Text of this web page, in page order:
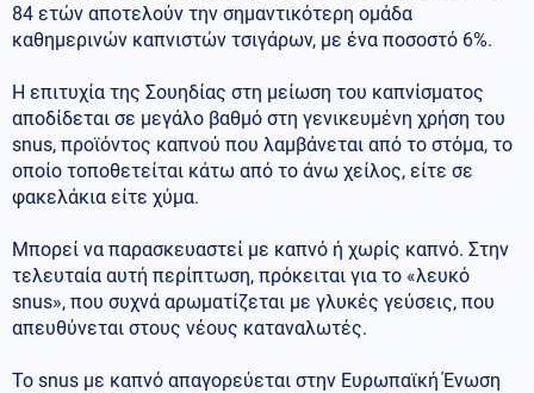
84 ετών αποτελούν την σημαντικότερη ομάδα
καθημερινών καπνιστών τσιγάρων, με ένα ποσοστό 6%.
Η επιτυχία της Σουηδίας στη μείωση του καπνίσματος
αποδίδεται σε μεγάλο βαθμό στη γενικευμένη χρήση του
snus, προϊόντος καπνού που λαμβάνεται από το στόμα, το
οποίο τοποθετείται κάτω από το άνω χείλος, είτε σε
φακελάκια είτε χύμα.
Μπορεί να παρασκευαστεί με καπνό ή χωρίς καπνό. Στην
τελευταία αυτή περίπτωση, πρόκειται για το «λευκό
snus», που συχνά αρωματίζεται με γλυκές γεύσεις, που
απευθύνεται στους νέους καταναλωτές.
Το snus με καπνό απαγορεύεται στην Ευρωπαϊκή Ένωση